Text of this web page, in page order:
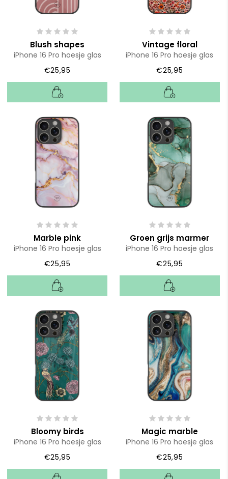
Blush shapes
iPhone 16 Pro hoesje glas
€25,95
Vintage floral
iPhone 16 Pro hoesje glas
€25,95
Marble pink
iPhone 16 Pro hoesje glas
€25,95
Groen grijs marmer
iPhone 16 Pro hoesje glas
€25,95
Bloomy birds
iPhone 16 Pro hoesje glas
€25,95
Magic marble
iPhone 16 Pro hoesje glas
€25,95